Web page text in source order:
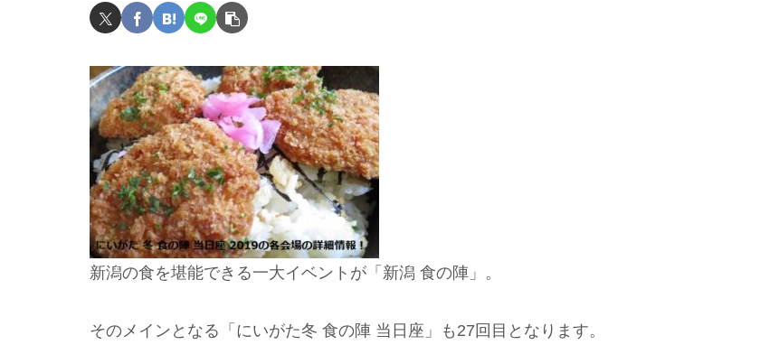
新潟の食を堪能できる一大イベントが「新潟 食の陣」。
そのメインとなる「にいがた冬 食の陣 当日座」も27回目となります。